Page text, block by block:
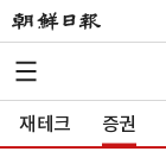
재테크 증권